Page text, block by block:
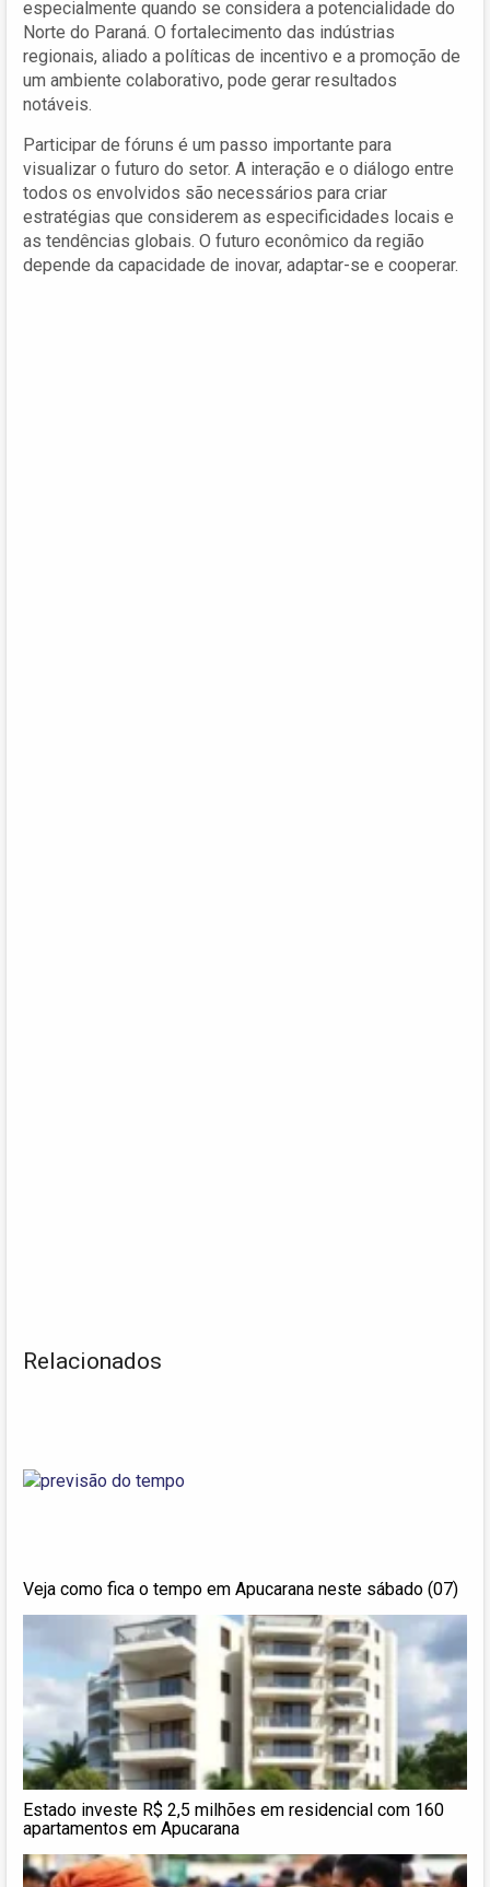
especialmente quando se considera a potencialidade do
Norte do Paraná. O fortalecimento das indústrias
regionais, aliado a políticas de incentivo e a promoção de
um ambiente colaborativo, pode gerar resultados
notáveis.
Participar de fóruns é um passo importante para
visualizar o futuro do setor. A interação e o diálogo entre
todos os envolvidos são necessários para criar
estratégias que considerem as especificidades locais e
as tendências globais. O futuro econômico da região
depende da capacidade de inovar, adaptar-se e cooperar.
Relacionados
Veja como fica o tempo em Apucarana neste sábado (07)
Estado investe R$ 2,5 milhões em residencial com 160
apartamentos em Apucarana